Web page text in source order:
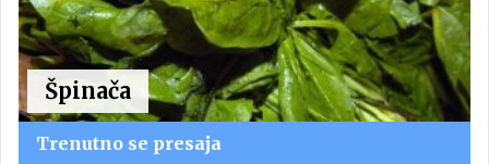
Špinača
Trenutno se presaja